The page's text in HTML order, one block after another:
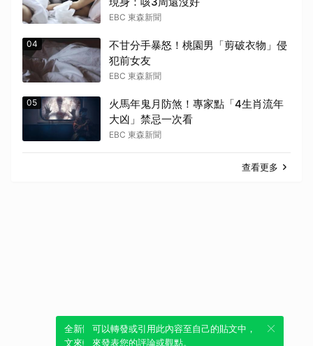
EBC 東森新聞
04
不甘分手暴怒！桃園男「剪破衣物」侵
犯前女友
EBC 東森新聞
05
火馬年鬼月防煞！專家點「4生肖流年
大凶」禁忌一次看
EBC 東森新聞
查看更多
全新體驗！一鍵引用此內容，透過發布貼
文來輕鬆表達個人立場。
可以轉發或引用此內容至自己的貼文中，
來發表您的評論或觀點。